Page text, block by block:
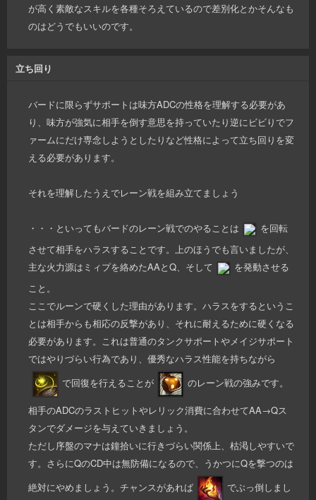
が高く素敵なスキルを各種そろえているので差別化とかそんなも
のはどうでもいいのです。
立ち回り
バードに限らずサポートは味方ADCの性格を理解する必要があ
り、味方が強気に相手を倒す意思を持っていたり逆にビビりでフ
ァームにだけ専念しようとしたりなど性格によって立ち回りを変
える必要があります。
それを理解したうえでレーン戦を組み立てましょう
・・・といってもバードのレーン戦でのやることは
を回転
させて相手をハラスすることです。上のほうでも言いましたが、
主な火力源はミィプを絡めたAAとQ、そして
を発動させる
こと。
ここでルーンで硬くした理由があります。ハラスをするというこ
とは相手からも相応の反撃があり、それに耐えるために硬くなる
必要があります。これは普通のタンクサポートやメイジサポート
ではやりづらい行為であり、優秀なハラス性能を持ちながら
で回復を行えることが
のレーン戦の強みです。
相手のADCのラストヒットやレリック消費に合わせてAA→Qス
タンでダメージを与えていきましょう。
ただし序盤のマナは鐘拾いに行きづらい関係上、枯渇しやすいで
す。さらにQのCD中は無防備になるので、うかつにQを撃つのは
絶対にやめましょう。チャンスがあれば
でぶっ倒しまし